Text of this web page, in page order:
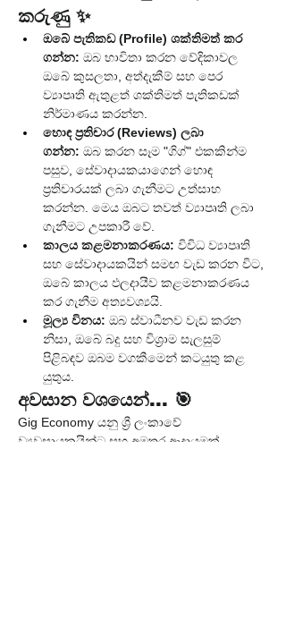
කරුණු ✨
ඔබේ පැතිකඩ (Profile) ශක්තිමත් කර
ගන්න: ඔබ භාවිතා කරන වේදිකාවල
ඔබේ කුසලතා, අත්දැකීම් සහ පෙර
ව්‍යාපෘති ඇතුළත් ශක්තිමත් පැතිකඩක්
නිර්මාණය කරන්න.
හොඳ ප්‍රතිචාර (Reviews) ලබා
ගන්න: ඔබ කරන සෑම "ගිග්" එකකින්ම
පසුව, සේවාදායකයාගෙන් හොඳ
ප්‍රතිචාරයක් ලබා ගැනීමට උත්සාහ
කරන්න. මෙය ඔබට තවත් ව්‍යාපෘති ලබා
ගැනීමට උපකාරී වේ.
කාලය කළමනාකරණය: විවිධ ව්‍යාපෘති
සහ සේවාදායකයින් සමඟ වැඩ කරන විට,
ඔබේ කාලය ඵලදායීව කළමනාකරණය
කර ගැනීම අත්‍යවශ්‍යයි.
මූල්‍ය විනය: ඔබ ස්වාධීනව වැඩ කරන
නිසා, ඔබේ බදු සහ විශ්‍රාම සැලසුම්
පිළිබඳව ඔබම වගකීමෙන් කටයුතු කළ
යුතුය.
අවසාන වශයෙන්... 🎯
Gig Economy යනු ශ්‍රී ලංකාවේ
ව්‍යවසායකයින්ට සහ අමතර ආදායමක්